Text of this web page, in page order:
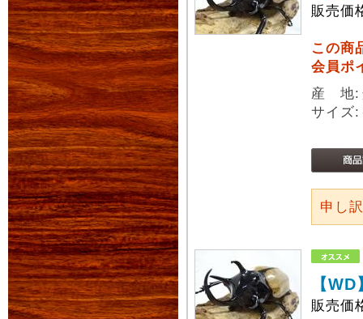
販売価
この商
会員ポ
産 地:
サイズ
申し
【
販売価